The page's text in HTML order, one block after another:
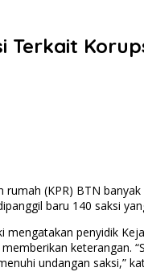
(KPR) BTN
baru 140 saksi
penyidik
undangan saksi,”